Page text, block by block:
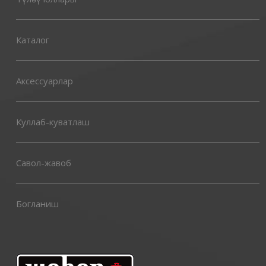
Каталог
Аксессуарлар
Куллаб-куватлаш
Савол-жавоб
Богланиш